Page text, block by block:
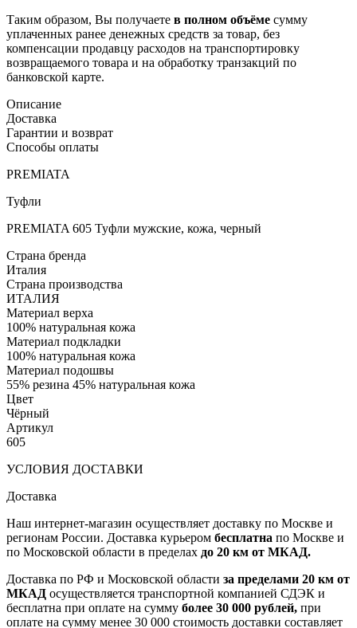
Таким образом, Вы получаете в полном объёме сумму
уплаченных ранее денежных средств за товар, без
компенсации продавцу расходов на транспортировку
возвращаемого товара и на обработку транзакций по
банковской карте.
Описание
Доставка
Гарантии и возврат
Способы оплаты
PREMIATA
Туфли
PREMIATA 605 Туфли мужские, кожа, черный
Страна бренда
Италия
Страна производства
ИТАЛИЯ
Материал верха
100% натуральная кожа
Материал подкладки
100% натуральная кожа
Материал подошвы
55% резина 45% натуральная кожа
Цвет
Чёрный
Артикул
605
УСЛОВИЯ ДОСТАВКИ
Доставка
Наш интернет-магазин осуществляет доставку по Москве и
регионам России. Доставка курьером бесплатна по Москве и
по Московской области в пределах до 20 км от МКАД.
Доставка по РФ и Московской области за пределами 20 км от
МКАД осуществляется транспортной компанией СДЭК и
бесплатна при оплате на сумму более 30 000 рублей, при
оплате на сумму менее 30 000 стоимость доставки составляет